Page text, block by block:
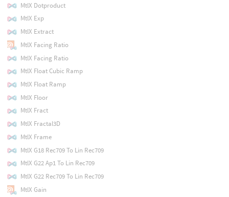
MtlX Dotproduct
MtlX Exp
MtlX Extract
MtlX Facing Ratio
MtlX Facing Ratio
MtlX Float Cubic Ramp
MtlX Float Ramp
MtlX Floor
MtlX Fract
MtlX Fractal3D
MtlX Frame
MtlX G18 Rec709 To Lin Rec709
MtlX G22 Ap1 To Lin Rec709
MtlX G22 Rec709 To Lin Rec709
MtlX Gain